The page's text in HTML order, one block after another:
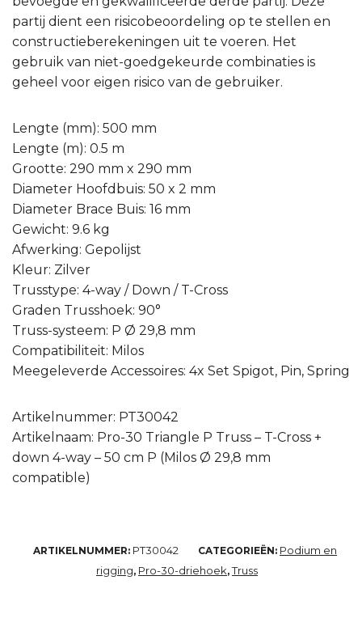
partij dient een risicobeoordeling op te stellen en
constructieberekeningen uit te voeren. Het
gebruik van niet-goedgekeurde combinaties is
geheel voor eigen risico van de gebruiker.
Lengte (mm): 500 mm
Lengte (m): 0.5 m
Grootte: 290 mm x 290 mm
Diameter Hoofdbuis: 50 x 2 mm
Diameter Brace Buis: 16 mm
Gewicht: 9.6 kg
Afwerking: Gepolijst
Kleur: Zilver
Trusstype: 4-way / Down / T-Cross
Graden Trusshoek: 90°
Truss-systeem: P Ø 29,8 mm
Compatibiliteit: Milos
Meegeleverde Accessoires: 4x Set Spigot, Pin, Spring
Artikelnummer: PT30042
Artikelnaam: Pro-30 Triangle P Truss – T-Cross +
down 4-way – 50 cm P (Milos Ø 29,8 mm
compatible)
ARTIKELNUMMER: PT30042 CATEGORIEËN: Podium en
rigging, Pro-30-driehoek,Truss